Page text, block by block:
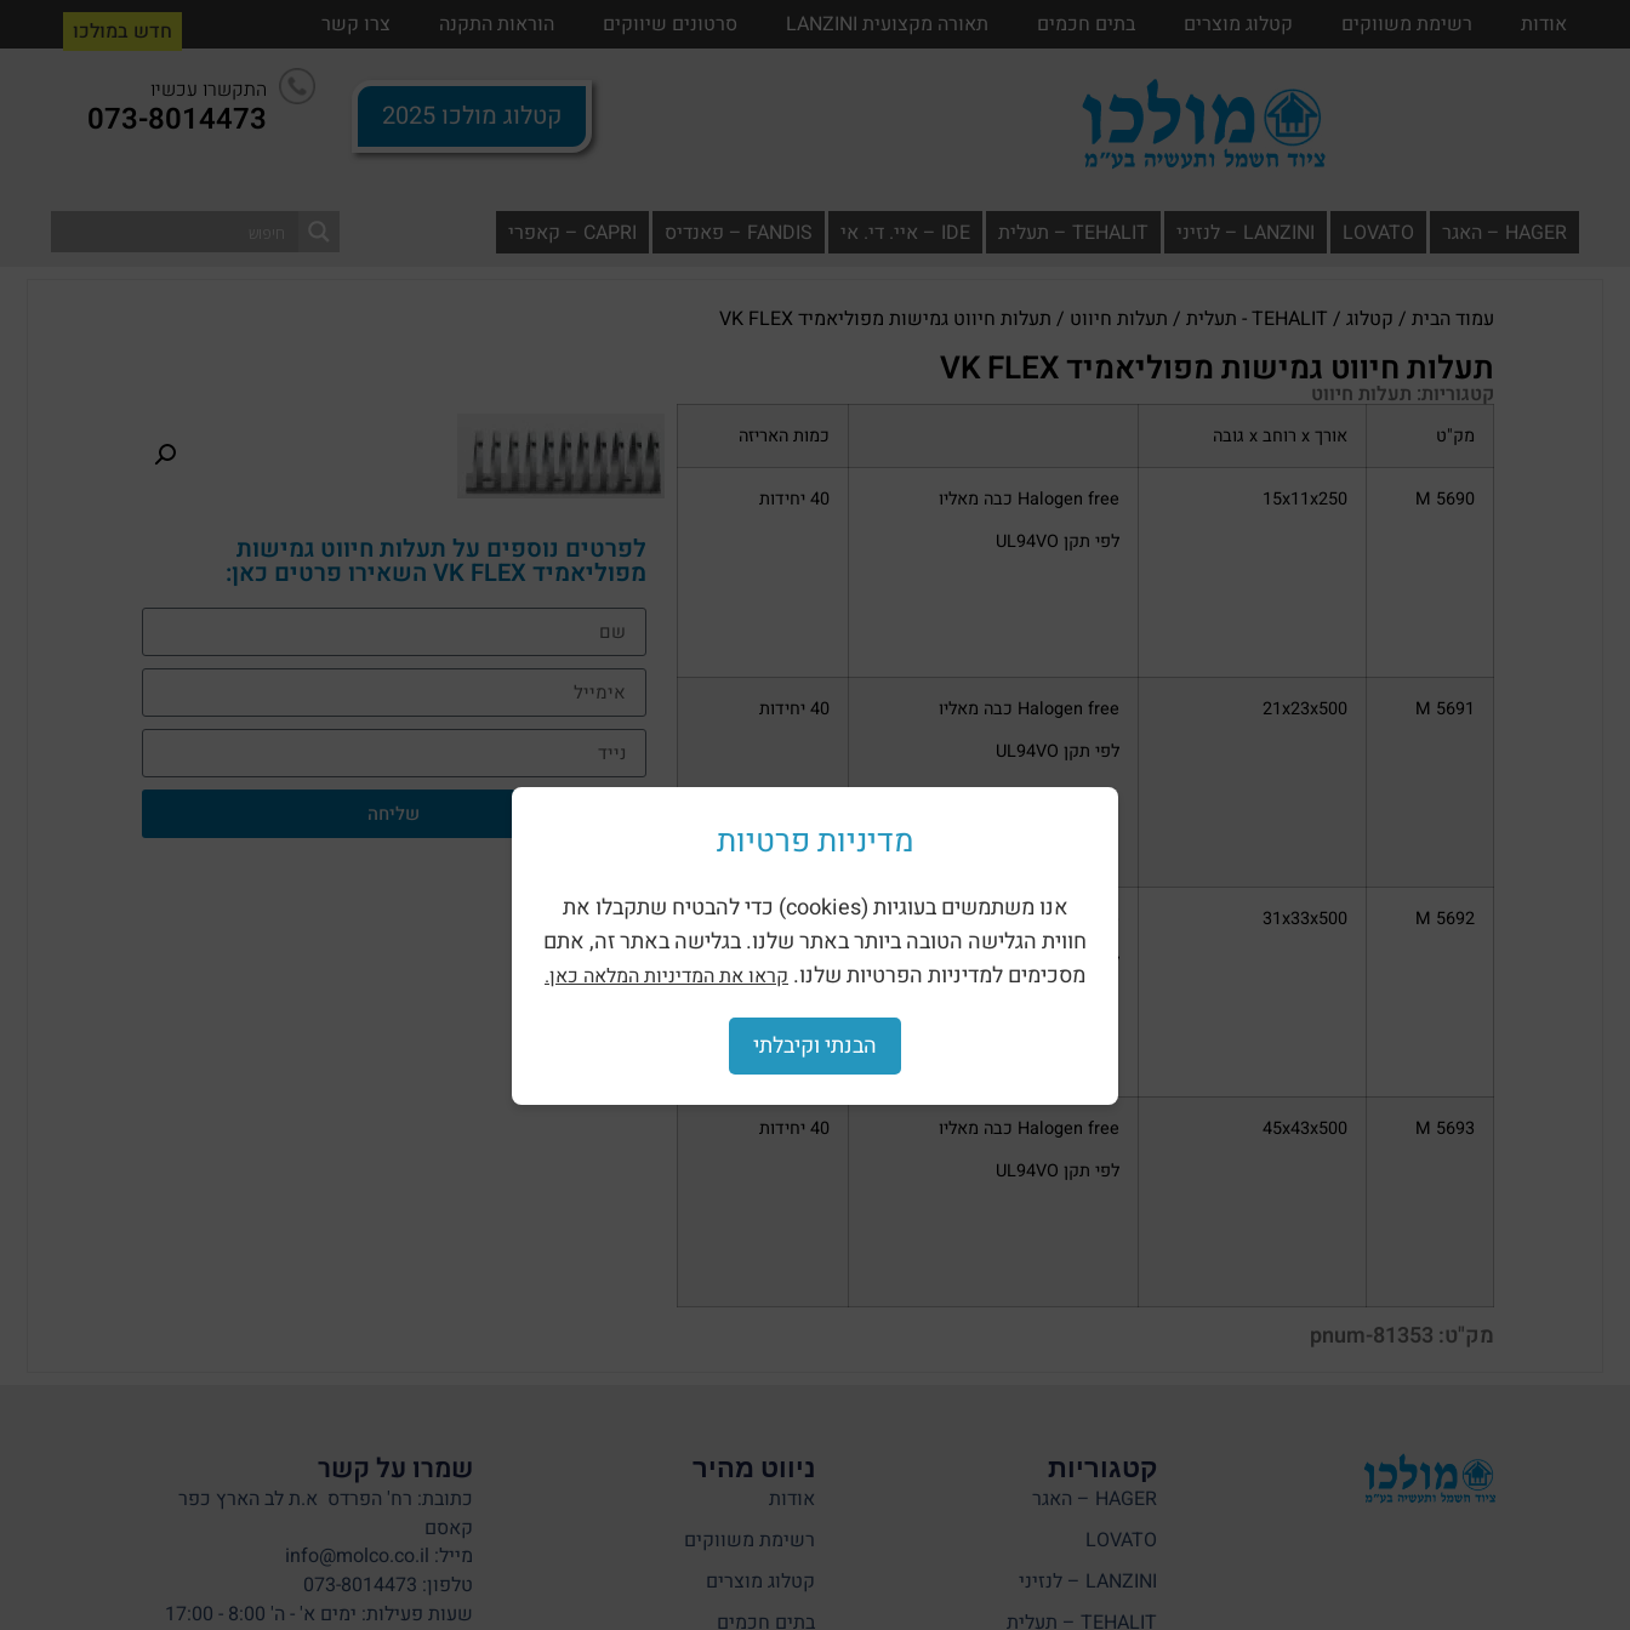
מדיניות פרטיות
אנו משתמשים בעוגיות (cookies) כדי להבטיח שתקבלו את
חווית הגלישה הטובה ביותר באתר שלנו. בגלישה באתר זה, אתם
מסכימים למדיניות הפרטיות שלנו. קראו את המדיניות המלאה כאן.
הבנתי וקיבלתי
אודות רשימת משווקים קטלוג מוצרים בתים חכמים תאורה מקצועית LANZINI סרטונים שיווקים הוראות התקנה צרו קשר חדש במולכו
קטלוג מולכו 2025
התקשרו עכשיו
073-8014473
HAGER – האגר LOVATO LANZINI – לנזיני TEHALIT – תעלית IDE – איי. די. אי FANDIS – פאנדיס CAPRI – קאפרי
אודות רשימת משווקים קטלוג מוצרים בתים חכמים תאורה מקצועית LANZINI סרטונים שיווקים הוראות התקנה
0
עמוד הבית / קטלוג / TEHALIT - תעלית / תעלות חיווט / תעלות חיווט גמישות מפוליאמיד VK FLEX
תעלות חיווט גמישות מפוליאמיד VK FLEX
קטגוריות: תעלות חיווט
מק"ט אורך x רוחב x גובה כמות האריזה
M 5690
15x11x250
Halogen free כבה מאליו
לפי תקן UL94VO
40 יחידות
M 5691
21x23x500
Halogen free כבה מאליו
לפי תקן UL94VO
40 יחידות
M 5692
31x33x500
Halogen free כבה מאליו
לפי תקן UL94VO
40 יחידות
M 5693
45x43x500
Halogen free כבה מאליו
לפי תקן UL94VO
40 יחידות
מק"ט: pnum-81353
לפרטים נוספים על תעלות חיווט גמישות
מפוליאמיד VK FLEX השאירו פרטים כאן:
שליחה
קטגוריות
HAGER – האגר
LOVATO
LANZINI – לנזיני
TEHALIT – תעלית
ניווט מהיר
אודות
רשימת משווקים
קטלוג מוצרים
בתים חכמים
שמרו על קשר
כתובת: רח' הפרדס א.ת לב הארץ כפר
קאסם
מייל: info@molco.co.il
טלפון: 073-8014473
שעות פעילות: ימים א' - ה' 8:00 - 17:00